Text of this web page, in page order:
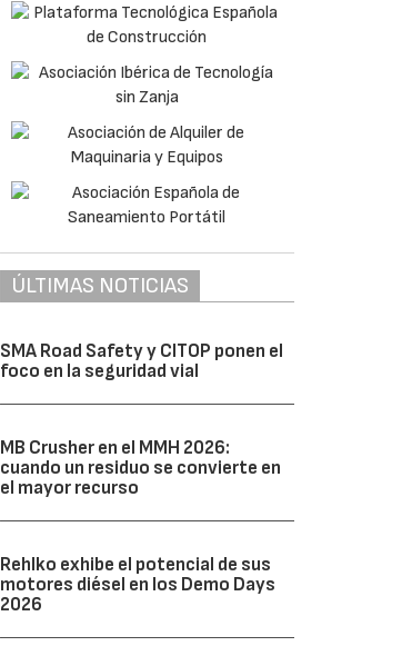
ÚLTIMAS NOTICIAS
SMA Road Safety y CITOP ponen el
foco en la seguridad vial
MB Crusher en el MMH 2026:
cuando un residuo se convierte en
el mayor recurso
Rehlko exhibe el potencial de sus
motores diésel en los Demo Days
2026